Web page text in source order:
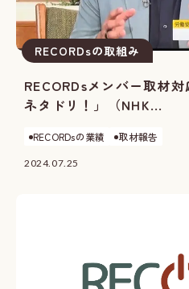
RECORDsの取組み
RECORDsメンバー取材
ネタドリ！」（NHK...
RECORDsの業績 取材報告
2024.07.25